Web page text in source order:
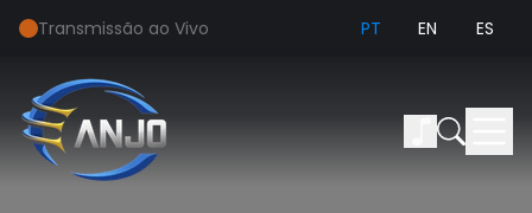
Transmissão ao Vivo PT EN ES